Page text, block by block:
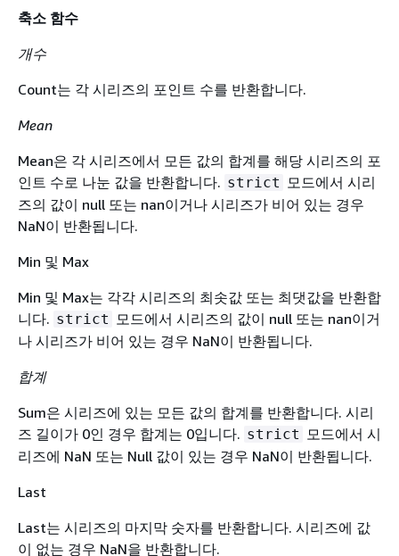
축소 함수
개수
Count는 각 시리즈의 포인트 수를 반환합니다.
Mean
Mean은 각 시리즈에서 모든 값의 합계를 해당 시리즈의 포
인트 수로 나눈 값을 반환합니다. strict
모드에서 시리
즈의 값이 null 또는 nan이거나 시리즈가 비어 있는 경우
NaN이 반환됩니다.
Min 및 Max
Min 및 Max는 각각 시리즈의 최솟값 또는 최댓값을 반환합
니다. strict
모드에서 시리즈의 값이 null 또는 nan이거
나 시리즈가 비어 있는 경우 NaN이 반환됩니다.
합계
Sum은 시리즈에 있는 모든 값의 합계를 반환합니다. 시리
즈 길이가 0인 경우 합계는 0입니다. strict
모드에서 시
리즈에 NaN 또는 Null 값이 있는 경우 NaN이 반환됩니다.
Last
Last는 시리즈의 마지막 숫자를 반환합니다. 시리즈에 값
이 없는 경우 NaN을 반환합니다.